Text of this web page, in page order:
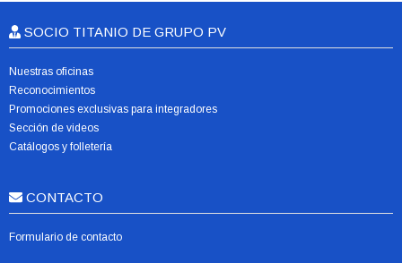
SOCIO TITANIO DE GRUPO PV
Nuestras oficinas
Reconocimientos
Promociones exclusivas para integradores
Sección de videos
Catálogos y folletería
CONTACTO
Formulario de contacto